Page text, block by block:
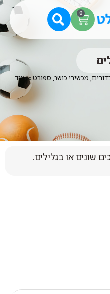
0
מכשירי כושר, ספורט»ציוד
שונים או בגלילים.